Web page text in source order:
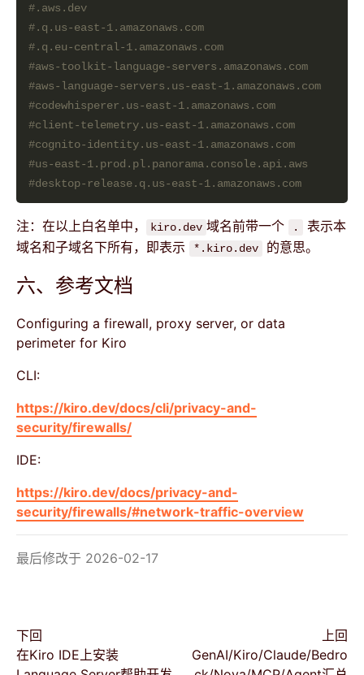
#.aws.dev
#.q.us-east-1.amazonaws.com
#.q.eu-central-1.amazonaws.com
#aws-toolkit-language-servers.amazonaws.com
#aws-language-servers.us-east-1.amazonaws.com
#codewhisperer.us-east-1.amazonaws.com
#client-telemetry.us-east-1.amazonaws.com
#cognito-identity.us-east-1.amazonaws.com
#us-east-1.prod.pl.panorama.console.api.aws
#desktop-release.q.us-east-1.amazonaws.com
注：在以上白名单中， kiro.dev 域名前带一个 .
表示本
域名和子域名下所有，即表示
*.kiro.dev 的意思。
六、参考文档
Configuring a firewall, proxy server, or data
perimeter for Kiro
CLI:
https://kiro.dev/docs/cli/privacy-and-
security/firewalls/
IDE:
https://kiro.dev/docs/privacy-and-
security/firewalls/#network-traffic-overview
最后修改于 2026-02-17
下回
在Kiro IDE上安装
上回
GenAI/Kiro/Claude/Bedro